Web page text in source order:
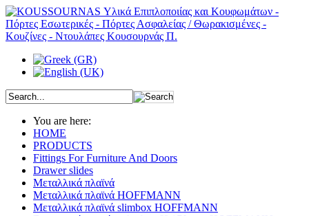
You are here:
HOME
PRODUCTS
Fittings For Furniture And Doors
Drawer slides
Μεταλλικά πλαϊνά
Μεταλλικά πλαϊνά HOFFMANN
Μεταλλικά πλαϊνά slimbox HOFFMANN